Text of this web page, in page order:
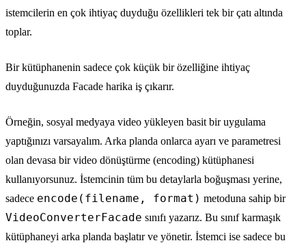
istemcilerin en çok ihtiyaç duyduğu özellikleri tek bir çatı altında
toplar.
Bir kütüphanenin sadece çok küçük bir özelliğine ihtiyaç
duyduğunuzda Facade harika iş çıkarır.
Örneğin, sosyal medyaya video yükleyen basit bir uygulama
yaptığınızı varsayalım. Arka planda onlarca ayarı ve parametresi
olan devasa bir video dönüştürme (encoding) kütüphanesi
kullanıyorsunuz. İstemcinin tüm bu detaylarla boğuşması yerine,
sadece encode(filename, format) metoduna sahip bir
VideoConverterFacade sınıfı yazarız. Bu sınıf karmaşık
kütüphaneyi arka planda başlatır ve yönetir. İstemci ise sadece bu